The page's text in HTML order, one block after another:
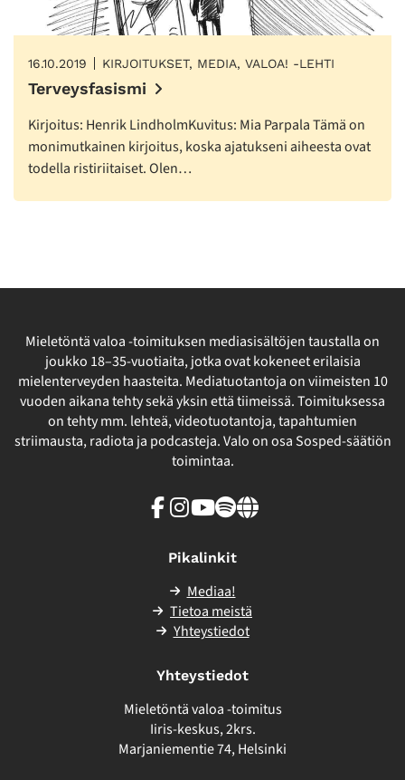
16.10.2019 KIRJOITUKSET, MEDIA, VALOA! -LEHTI
Terveysfasismi
Kirjoitus: Henrik LindholmKuvitus: Mia Parpala Tämä on
monimutkainen kirjoitus, koska ajatukseni aiheesta ovat
todella ristiriitaiset. Olen…
Mieletöntä valoa -toimituksen mediasisältöjen taustalla on
joukko 18–35-vuotiaita, jotka ovat kokeneet erilaisia
mielenterveyden haasteita. Mediatuotantoja on viimeisten 10
vuoden aikana tehty sekä yksin että tiimeissä. Toimituksessa
on tehty mm. lehteä, videotuotantoja, tapahtumien
striimausta, radiota ja podcasteja. Valo on osa Sosped-säätiön
toimintaa.
Facebook
Instagram
Youtube
SpotifyLinkki
Pikalinkit
Mediaa!
Tietoa meistä
Yhteystiedot
Yhteystiedot
Mieletöntä valoa -toimitus
Iiris-keskus, 2krs.
Marjaniementie 74, Helsinki